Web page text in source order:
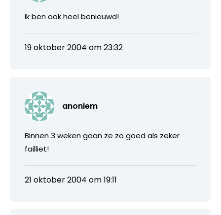
Ik ben ook heel benieuwd!
19 oktober 2004 om 23:32
anoniem
Binnen 3 weken gaan ze zo goed als zeker
failliet!
21 oktober 2004 om 19:11